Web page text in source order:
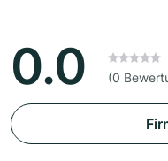
0.0 (0